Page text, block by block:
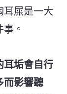
耳屎是一大
。
耳垢會自行
而影響聽